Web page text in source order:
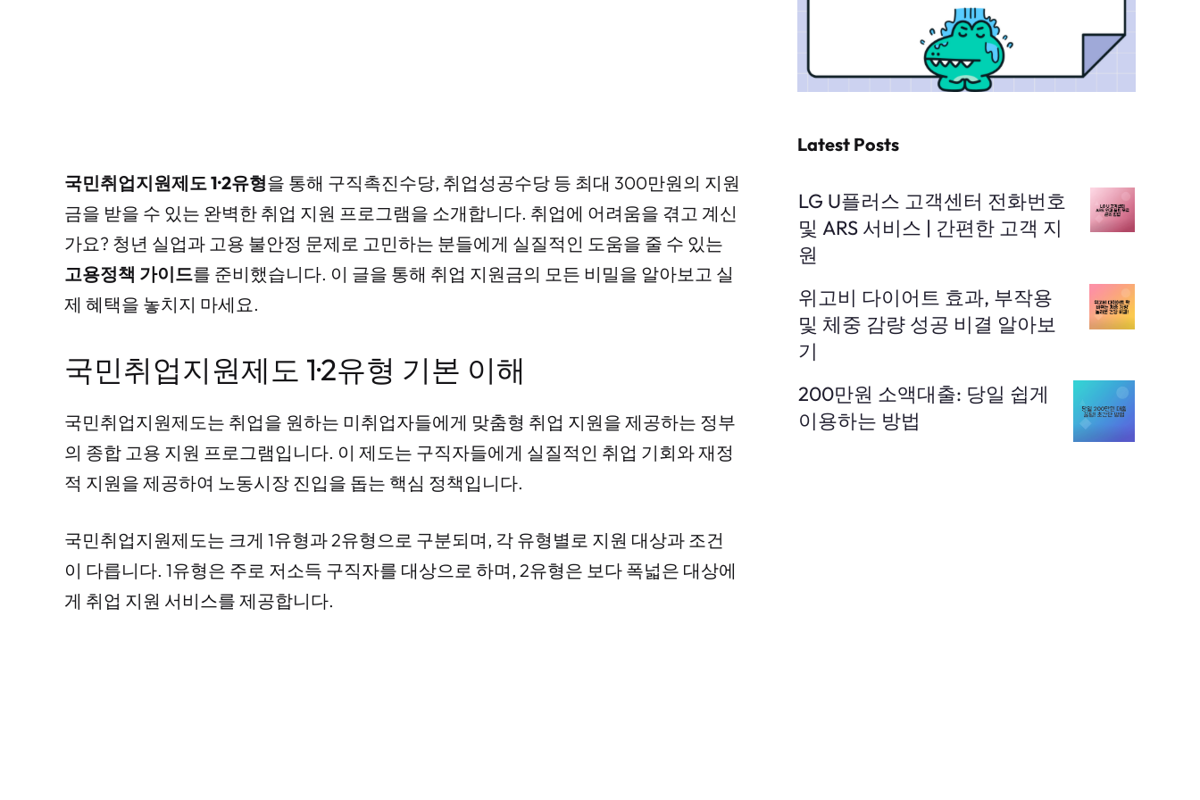
국민취업지원제도 1·2유형을 통해 구직촉진수당, 취업성공수당 등 최대 300만원의 지원
금을 받을 수 있는 완벽한 취업 지원 프로그램을 소개합니다. 취업에 어려움을 겪고 계신
가요? 청년 실업과 고용 불안정 문제로 고민하는 분들에게 실질적인 도움을 줄 수 있는
고용정책 가이드를 준비했습니다. 이 글을 통해 취업 지원금의 모든 비밀을 알아보고 실
제 혜택을 놓치지 마세요.
국민취업지원제도 1·2유형 기본 이해
국민취업지원제도는 취업을 원하는 미취업자들에게 맞춤형 취업 지원을 제공하는 정부
의 종합 고용 지원 프로그램입니다. 이 제도는 구직자들에게 실질적인 취업 기회와 재정
적 지원을 제공하여 노동시장 진입을 돕는 핵심 정책입니다.
국민취업지원제도는 크게 1유형과 2유형으로 구분되며, 각 유형별로 지원 대상과 조건
이 다릅니다. 1유형은 주로 저소득 구직자를 대상으로 하며, 2유형은 보다 폭넓은 대상에
게 취업 지원 서비스를 제공합니다.
Latest Posts
LG U플러스 고객센터 전화번호
및 ARS 서비스 | 간편한 고객 지
원
위고비 다이어트 효과, 부작용
및 체중 감량 성공 비결 알아보
기
200만원 소액대출: 당일 쉽게
이용하는 방법